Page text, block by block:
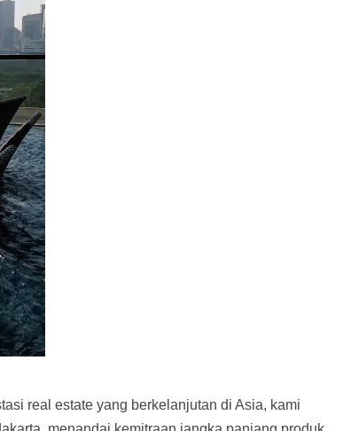
real estate yang berkelanjutan di Asia, kami